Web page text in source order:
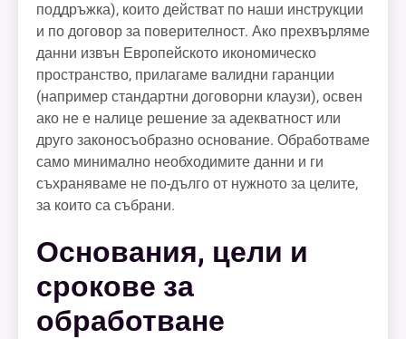
поддръжка), които действат по наши инструкции
и по договор за поверителност. Ако прехвърляме
данни извън Европейското икономическо
пространство, прилагаме валидни гаранции
(например стандартни договорни клаузи), освен
ако не е налице решение за адекватност или
друго законосъобразно основание. Обработваме
само минимално необходимите данни и ги
съхраняваме не по-дълго от нужното за целите,
за които са събрани.
Основания, цели и
срокове за
обработване